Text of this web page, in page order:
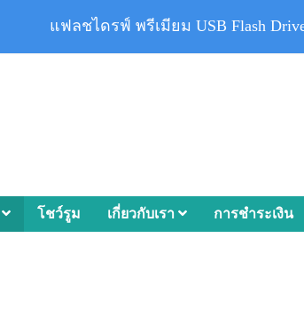
โชว์รูม เกี่ยวกับเรา การชำระเงิน
แฟลชไดรฟ์ พรีเมียม USB Flash